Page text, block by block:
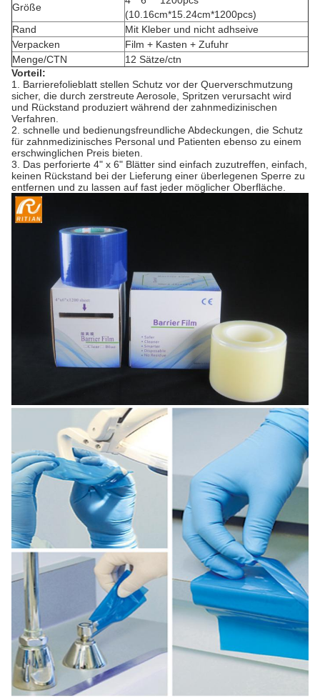
Größe
(10.16cm*15.24cm*1200pcs)
Rand
Mit Kleber und nicht adhseive
Verpacken
Film + Kasten + Zufuhr
Menge/CTN
12 Sätze/ctn
Vorteil:
1. Barrierefolieblatt stellen Schutz vor der Querverschmutzung
sicher, die durch zerstreute Aerosole, Spritzen verursacht wird
und Rückstand produziert während der zahnmedizinischen
Verfahren.
2. schnelle und bedienungsfreundliche Abdeckungen, die Schutz
für zahnmedizinisches Personal und Patienten ebenso zu einem
erschwinglichen Preis bieten.
3. Das perforierte 4" x 6" Blätter sind einfach zuzutreffen, einfach,
keinen Rückstand bei der Lieferung einer überlegenen Sperre zu
entfernen und zu lassen auf fast jeder möglicher Oberfläche.